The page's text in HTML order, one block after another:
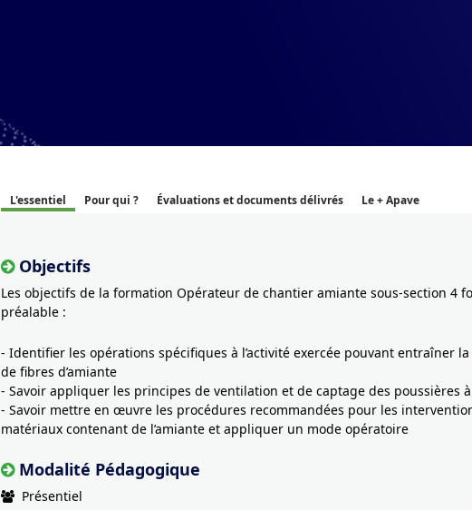
L'essentiel Pour qui ? Évaluations et documents délivrés Le + Apave
Objectifs
Les objectifs de la formation Opérateur de chantier amiante sous-section 4
préalable :
- Identifier les opérations spécifiques à l’activité exercée pouvant entraîner
de fibres d’amiante
- Savoir appliquer les principes de ventilation et de captage des poussières
- Savoir mettre en œuvre les procédures recommandées pour les
matériaux contenant de l’amiante et appliquer un mode opératoire
Modalité Pédagogique
Présentiel